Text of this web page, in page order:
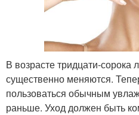
В возрасте тридцати-сорока
существенно меняются.
пользоваться обычным
раньше. Уход должен быть